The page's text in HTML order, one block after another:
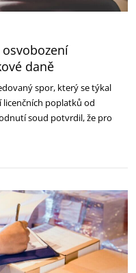
daně
spor, který se týkal
poplatků od
soud potvrdil, že pro